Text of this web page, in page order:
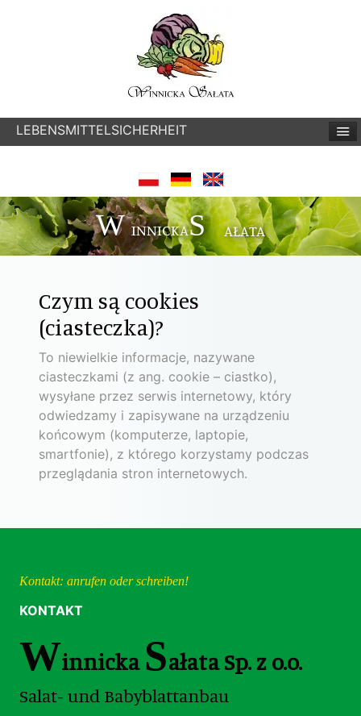
LEBENSMITTELSICHERHEIT
W INNICKA AŁATA
S
Czym są cookies
(ciasteczka)?
To niewielkie informacje, nazywane
ciasteczkami (z ang. cookie – ciastko),
wysyłane przez serwis internetowy, który
odwiedzamy i zapisywane na urządzeniu
końcowym (komputerze, laptopie,
smartfonie), z którego korzystamy podczas
przeglądania stron internetowych.
Kontakt: anrufen oder schreiben!
KONTAKT
Winnicka Sałata Sp. z o.o.
Salat- und Babyblattanbau